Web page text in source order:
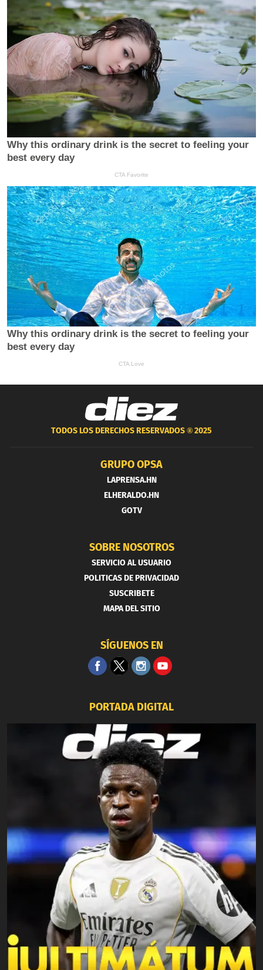
TODOS LOS DERECHOS RESERVADOS ®2025
GRUPO OPSA
LAPRENSA.HN
ELHERALDO.HN
GOTV
SOBRE NOSOTROS
SERVICIO AL USUARIO
POLITICAS DE PRIVACIDAD
SUSCRIBETE
MAPA DEL SITIO
SÍGUENOS EN
PORTADA DIGITAL